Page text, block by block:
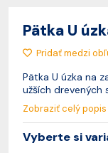
Pätka U
Pridať medzi
Pätka U úzka na
užších drevených
Zobraziť celý popis
Vyberte si